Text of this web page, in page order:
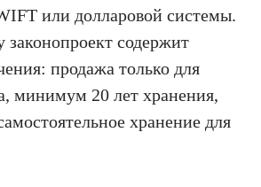
или долларовой системы.
содержит
продажа только для
минимум 20 лет хранения,
хранение для